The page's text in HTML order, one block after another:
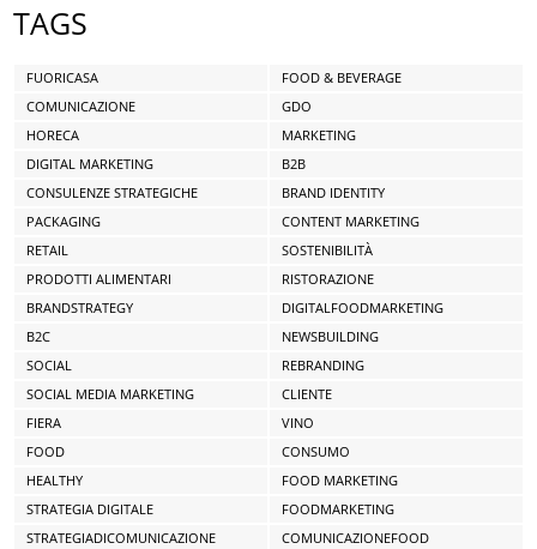
TAGS
FUORICASA
FOOD & BEVERAGE
COMUNICAZIONE
GDO
HORECA
MARKETING
DIGITAL MARKETING
B2B
CONSULENZE STRATEGICHE
BRAND IDENTITY
PACKAGING
CONTENT MARKETING
RETAIL
SOSTENIBILITÀ
PRODOTTI ALIMENTARI
RISTORAZIONE
BRANDSTRATEGY
DIGITALFOODMARKETING
B2C
NEWSBUILDING
SOCIAL
REBRANDING
SOCIAL MEDIA MARKETING
CLIENTE
FIERA
VINO
FOOD
CONSUMO
HEALTHY
FOOD MARKETING
STRATEGIA DIGITALE
FOODMARKETING
STRATEGIADICOMUNICAZIONE
COMUNICAZIONEFOOD